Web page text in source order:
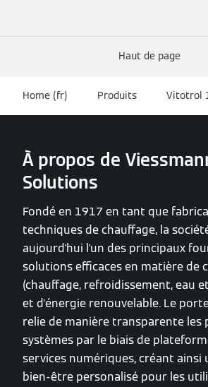
Haut de page
Home (fr) Produits Vitotrol
À propos de
Solutions
Fondé en 1917 en tant que
techniques de chauffage, la
aujourd'hui l'un des principaux
solutions efficaces en matière de
(chauffage, refroidissement, eau
et d'énergie renouvelable. Le
relie de manière transparente les
systèmes par le biais de
services numériques, créant ainsi
bien-être personalisé pour les